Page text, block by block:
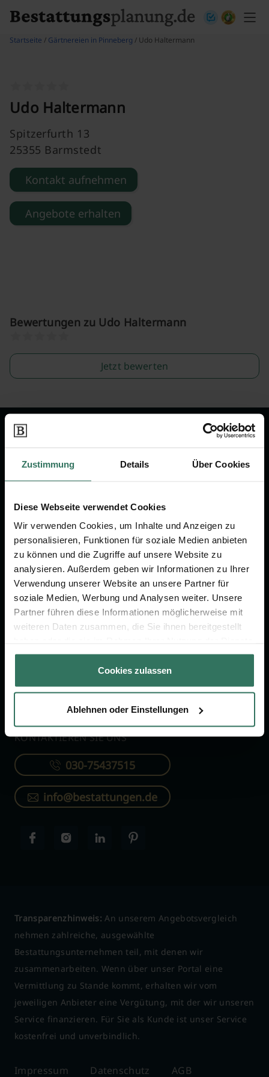
Zustimmung Details Über Cookies
Diese Webseite verwendet Cookies
Wir verwenden Cookies, um Inhalte und Anzeigen zu
personalisieren, Funktionen für soziale Medien anbieten
zu können und die Zugriffe auf unsere Website zu
analysieren. Außerdem geben wir Informationen zu Ihrer
Verwendung unserer Website an unsere Partner für
soziale Medien, Werbung und Analysen weiter. Unsere
Partner führen diese Informationen möglicherweise mit
weiteren Daten zusammen, die Sie ihnen bereitgestellt
gesammelt haben.
Cookies zulassen
Ablehnen oder Einstellungen
Startseite / Gärtnereien in Pinneberg / Udo Haltermann
Udo Haltermann
Spitzerfurth 13
25355 Barmstedt
Kontakt aufnehmen
Angebote erhalten
Bewertungen zu Udo Haltermann
Jetzt bewerten
Wir sind Ihr Ansprechpartner rund
um das Thema Bestattung &
Vorsorge.
Jetzt beraten lassen
FÜR SIE
Vergleich
Ratgeber
Verzeichnis
FÜR BESTATTER
Online-Portal
Kostenlos registrieren
KONTAKTIEREN SIE UNS
030-75437515
info@bestattungen.de
Transparenzhinweis: An unserem Angebotsvergleich
nehmen zahlreiche, ausgewählte
Bestattungsunternehmen teil, mit denen wir
zusammenarbeiten. Wenn über unser Portal eine
Vermittlung zu Stande kommt, erhalten wir vom
jeweiligen Anbieter eine Vergütung, mit der wir unseren
Service finanzieren. Für Sie als Kunde ist unser Service
kostenfrei und unverbindlich.
Impressum Datenschutz AGB